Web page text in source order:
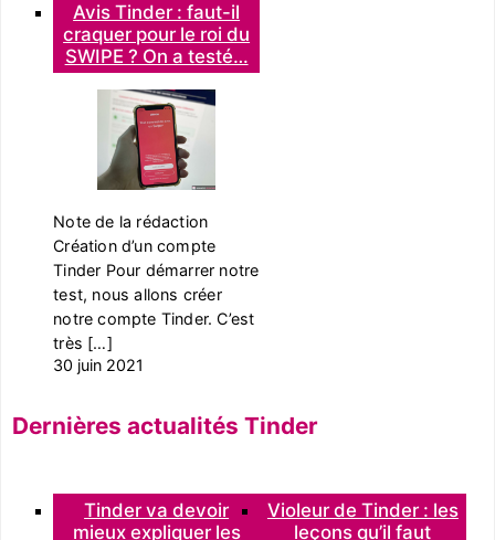
Avis Tinder : faut-il
craquer pour le roi du
SWIPE ? On a testé…
Note de la rédaction
Création d’un compte
Tinder Pour démarrer notre
test, nous allons créer
notre compte Tinder. C’est
très […]
30 juin 2021
Dernières actualités Tinder
Tinder va devoir
mieux expliquer les
Violeur de Tinder : les
leçons qu’il faut